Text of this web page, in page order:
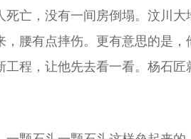
亡，没有一间房倒塌。汶川大
腰有点摔伤。更有意思的是，
程，让他先去看一看。杨石匠